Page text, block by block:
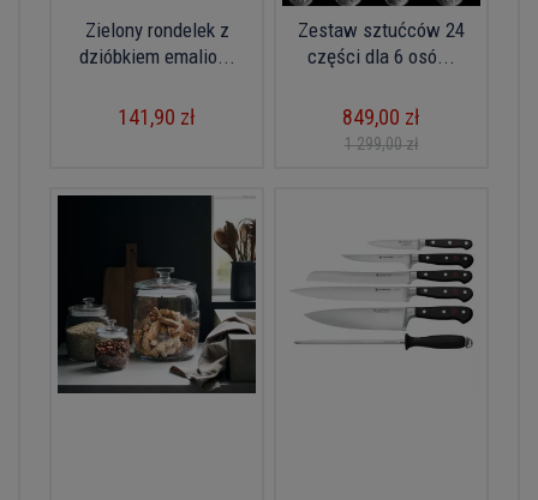
Zielony rondelek z
dzióbkiem emalio...
141,90 zł
Zestaw sztućców 24
części dla 6 osó...
849,00 zł
1 299,00 zł